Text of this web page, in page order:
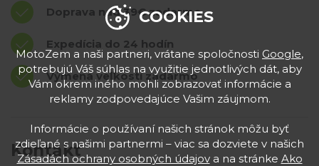
Doprava nad 39€ zadarmo
Expedícia do 24 hodín
Výmena veľkostí zadarmo
Kontakt
COOKIES
MotoZem a naši partneri, vrátane spoločnosti Google,
potrebujú Váš súhlas na využitie jednotlivých dát, aby
Vám okrem iného mohli zobrazovať informácie a
reklamy zodpovedajúce Vašim záujmom.
Informácie o používaní našich stránok môžu byť
zdieľané s našimi partnermi – viac sa dozviete v našich
Zásadách ochrany osobných údajova na stránke Ako